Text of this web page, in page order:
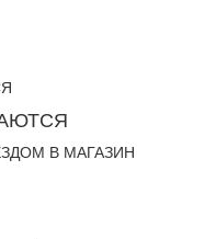
В МАГАЗИН